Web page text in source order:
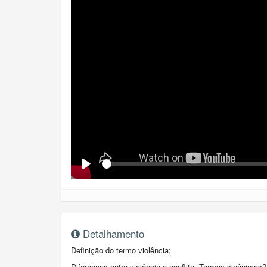
Play
Detalhamento
Definição do termo violência;